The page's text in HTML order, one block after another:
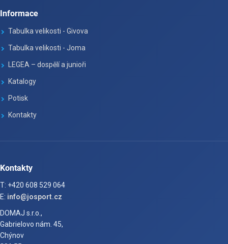
Informace
Tabulka velikosti - Givova
Tabulka velikosti - Joma
LEGEA – dospělí a junioři
Katalogy
Potisk
Kontakty
Kontakty
T: +420 608 529 064
E: info@josport.cz
DOMAJ s.r.o.,
Gabrielovo nám. 45,
Chýnov